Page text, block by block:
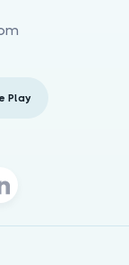
Play